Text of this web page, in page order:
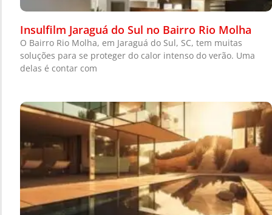
Insulfilm Jaraguá do Sul no Bairro Rio Molha
O Bairro Rio Molha, em Jaraguá do Sul, SC, tem muitas
soluções para se proteger do calor intenso do verão. Uma
delas é contar com